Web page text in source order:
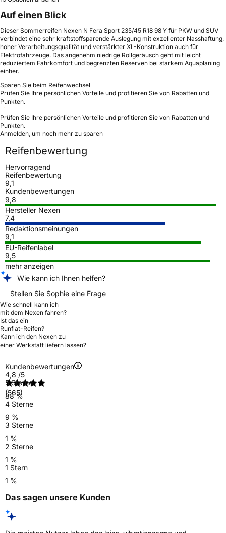
Auf einen Blick
Dieser Sommerreifen Nexen N Fera Sport 235/45 R18 98 Y für PKW und SUV
verbindet eine sehr kraftstoffsparende Auslegung mit exzellenter Nasshaftung,
hoher Verarbeitungsqualität und verstärkter XL-Konstruktion auch für
Elektrofahrzeuge. Das angenehm niedrige Rollgeräusch geht mit leicht
reduziertem Fahrkomfort und begrenzten Reserven bei starkem Aquaplaning
einher.
Sparen Sie beim Reifenwechsel
Prüfen Sie Ihre persönlichen Vorteile und profitieren Sie von Rabatten und
Punkten.
Prüfen Sie Ihre persönlichen Vorteile und profitieren Sie von Rabatten und
Punkten.
Anmelden, um noch mehr zu sparen
Reifenbewertung
Hervorragend
Reifenbewertung
9,1
Kundenbewertungen
9,8
Hersteller Nexen
7,4
Redaktionsmeinungen
9,1
EU-Reifenlabel
9,5
mehr anzeigen
Wie kann ich Ihnen helfen?
Stellen Sie Sophie eine Frage
Wie schnell kann ich
mit dem Nexen fahren?
Ist das ein
Runflat-Reifen?
Kann ich den Nexen zu
einer Werkstatt liefern lassen?
Kundenbewertungen
4,8 /5
(565)
5 Sterne
88 %
4 Sterne
9 %
3 Sterne
1 %
2 Sterne
1 %
1 Stern
1 %
Das sagen unsere Kunden